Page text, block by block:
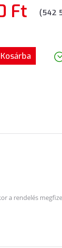
Ft (542
Kosárba
a rendelés